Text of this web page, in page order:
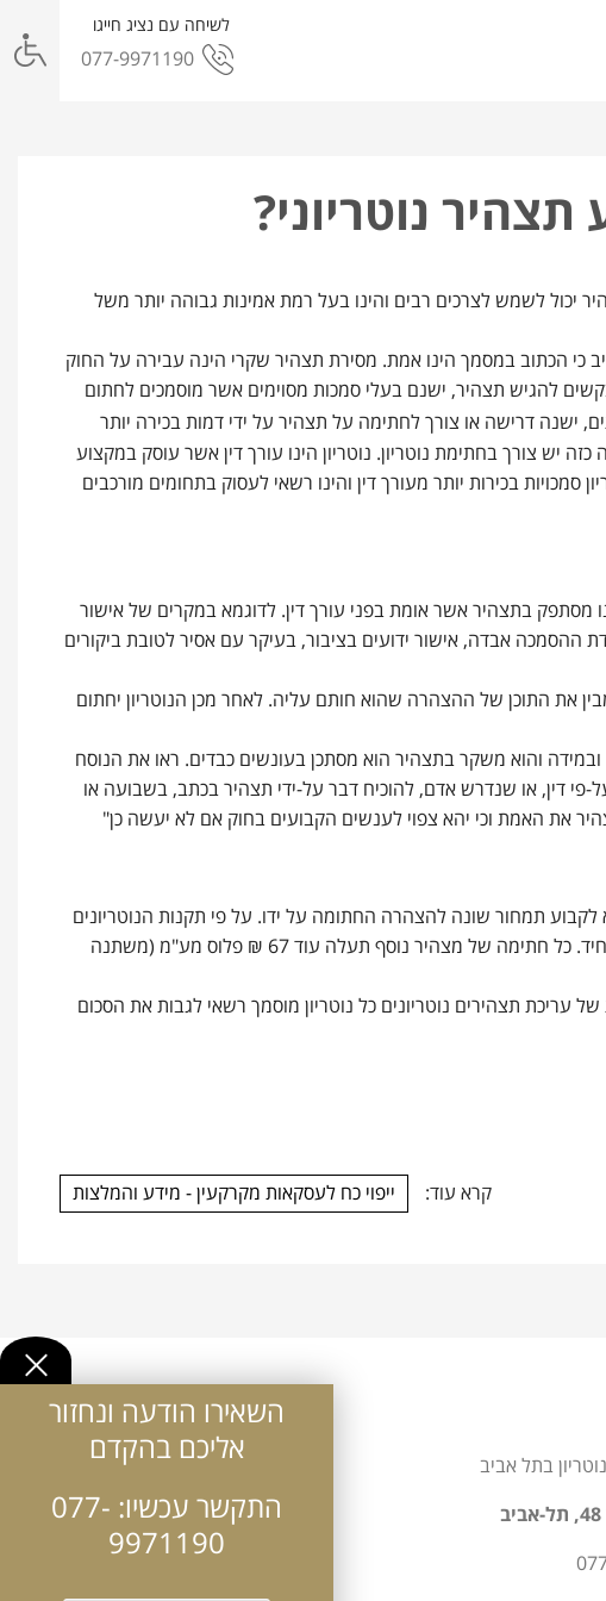
לשיחה עם נציג חייגו
077-9971190
השאירו הודעה ונחזור
אליכם בהקדם
התקשר עכשיו: 077-
9971190
נוטריוני?
יכול לשמש לצרכים רבים והינו בעל רמת אמינות גבוהה יותר משל
הכתוב במסמך הינו אמת. מסירת תצהיר שקרי הינה עבירה על החוק
להגיש תצהיר, ישנם בעלי סמכות מסוימים אשר מוסמכים לחתום
ישנה דרישה או צורך לחתימה על תצהיר על ידי דמות בכירה יותר
יש צורך בחתימת נוטריון. נוטריון הינו עורך דין אשר עוסק במקצוע
סמכויות בכירות יותר מעורך דין והינו רשאי לעסוק בתחומים מורכבים
מסתפק בתצהיר אשר אומת בפני עורך דין. לדוגמא במקרים של אישור
ההסמכה אבדה, אישור ידועים בציבור, בעיקר עם אסיר לטובת ביקורים
את התוכן של ההצהרה שהוא חותם עליה. לאחר מכן הנוטריון יחתום
ובמידה והוא משקר בתצהיר הוא מסתכן בעונשים כבדים. ראו את הנוסח
1971: "מקום שמותר לאדם על-פי דין, או שנדרש אדם, להוכיח דבר על-ידי תצהיר בכתב, בשבועה או
את האמת וכי יהא צפוי לענשים הקבועים בחוק אם לא יעשה כן"
לקבוע תמחור שונה להצהרה החתומה על ידו. על פי תקנות הנוטריונים
משנת 1978 מחיר של תצהיר נוטריוני הינו 168 ₪ פלוס מע"מ למצהיר יחיד. כל חתימה של מצהיר נוסף תעלה עוד 67 ₪ פלוס מע"מ (משתנה
תצהירים נוטריונים כל נוטריון מוסמך רשאי לגבות את הסכום
קרא עוד: ייפוי כח לעסקאות מקרקעין - מידע והמלצות
בתל אביב